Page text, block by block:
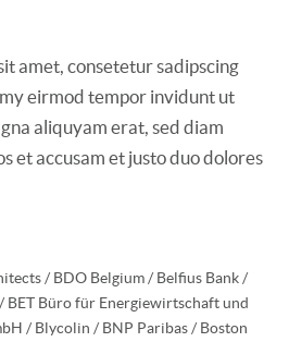
amet, consetetur sadipscing
eirmod tempor invidunt ut
aliquyam erat, sed diam
et accusam et justo duo dolores
/ BDO Belgium / Belfius Bank /
BET Büro für Energiewirtschaft und
/ Blycolin / BNP Paribas / Boston